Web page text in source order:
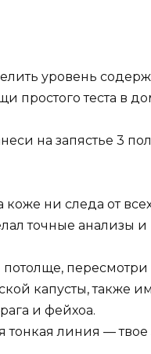
уровень
простого теста в
на запястье 3
ни следа от
точные анализы
потолще,
капусты, также
и фейхоа.
тонкая линия —